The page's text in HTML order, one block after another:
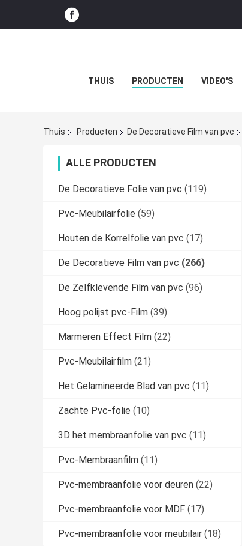
THUIS PRODUCTEN VIDEO'S
Thuis Producten De Decoratieve Film van pvc
ALLE PRODUCTEN
De Decoratieve Folie van pvc (119)
Pvc-Meubilairfolie (59)
Houten de Korrelfolie van pvc (17)
De Decoratieve Film van pvc (266)
De Zelfklevende Film van pvc (96)
Hoog polijst pvc-Film (39)
Marmeren Effect Film (22)
Pvc-Meubilairfilm (21)
Het Gelamineerde Blad van pvc (11)
Zachte Pvc-folie (10)
3D het membraanfolie van pvc (11)
Pvc-Membraanfilm (11)
Pvc-membraanfolie voor deuren (22)
Pvc-membraanfolie voor MDF (17)
Pvc-membraanfolie voor meubilair (18)